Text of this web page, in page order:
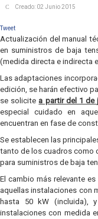
Creado: 02 Junio 2015
Tweet
Actualización del manual
en suministros de baja
(medida directa e indirecta
Las adaptaciones
edición, se harán efectivo
se solicite a partir del 1 de
especial cuidado en
encuentran en fase de
Se establecen las
tanto de los cuadros como
para suministros de baja
El cambio más relevante
aquellas instalaciones con
hasta 50 kW (incluida),
instalaciones con medida